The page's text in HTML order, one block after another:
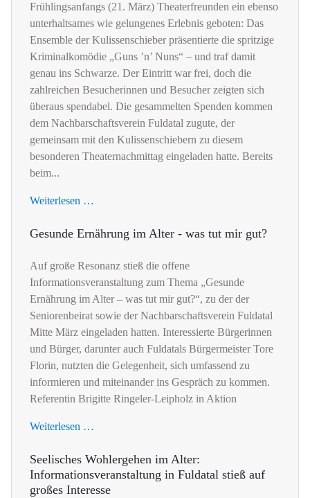
Frühlingsanfangs (21. März) Theaterfreunden ein ebenso
unterhaltsames wie gelungenes Erlebnis geboten: Das
Ensemble der Kulissenschieber präsentierte die spritzige
Kriminalkomödie „Guns ’n’ Nuns“ – und traf damit
genau ins Schwarze. Der Eintritt war frei, doch die
zahlreichen Besucherinnen und Besucher zeigten sich
überaus spendabel. Die gesammelten Spenden kommen
dem Nachbarschaftsverein Fuldatal zugute, der
gemeinsam mit den Kulissenschiebern zu diesem
besonderen Theaternachmittag eingeladen hatte. Bereits
beim...
Weiterlesen …
Gesunde Ernährung im Alter - was tut mir gut?
Auf große Resonanz stieß die offene
Informationsveranstaltung zum Thema „Gesunde
Ernährung im Alter – was tut mir gut?“, zu der der
Seniorenbeirat sowie der Nachbarschaftsverein Fuldatal
Mitte März eingeladen hatten. Interessierte Bürgerinnen
und Bürger, darunter auch Fuldatals Bürgermeister Tore
Florin, nutzten die Gelegenheit, sich umfassend zu
informieren und miteinander ins Gespräch zu kommen.
Referentin Brigitte Ringeler-Leipholz in Aktion
Weiterlesen …
Seelisches Wohlergehen im Alter:
Informationsveranstaltung in Fuldatal stieß auf
großes Interesse